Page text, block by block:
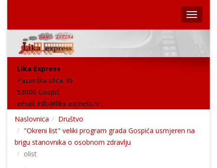
Lika Express
Pazariška ulica 36
53000 Gospić
email: info@lika-express.hr
Naslovnica
Društvo
"Okreni list" veliki program grada Gospića usmjeren na
brigu stanovnika o osobnom zdravlju
olist